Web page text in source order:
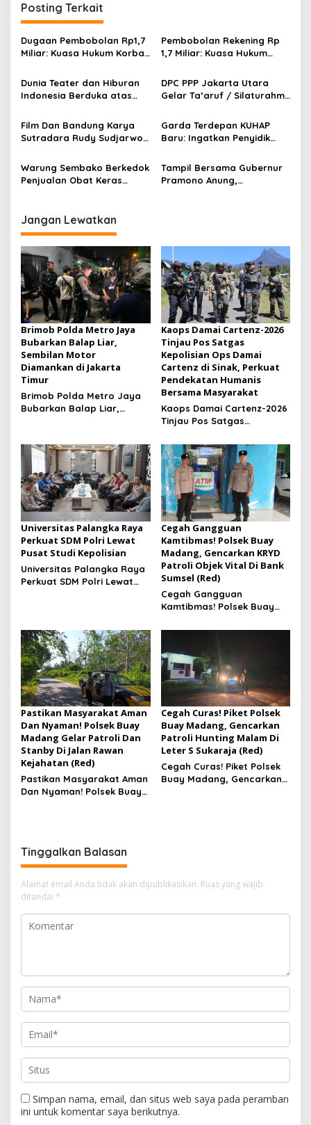
a
s
i
o
Posting Terkait
Dugaan Pembobolan Rp1,7
Miliar: Kuasa Hukum Korban
Keterlibatan Internal Bank
Aladin Syariah
Pembobolan Rekening Rp
1,7 Miliar: Kuasa Hukum
Pihak Internal Bank Aladin
Syariah
Dunia Teater dan Hiburan
Indonesia Berduka atas
Diding Boneng
DPC PPP Jakarta Utara
Gelar Ta’aruf / Silaturahmi
Pengurus Baru, Fokus
Konsolidasi Jelang
Musancab 13 September
Film Dan Bandung Karya
Sutradara Rudy Sudjarwo:
Secara Luas Mulai 20
Agustus 2026
Garda Terdepan KUHAP
Baru: Ingatkan Penyidik
Bersalah
Warung Sembako Berkedok
Penjualan Obat Keras
Tampil Bersama Gubernur
Pramono Anung,
Jangan Lewatkan
Brimob Polda Metro Jaya
Bubarkan Balap Liar,
Sembilan Motor
Diamankan di Jakarta
Timur
Brimob Polda Metro Jaya
Bubarkan Balap Liar,
Kaops Damai Cartenz-2026
Tinjau Pos Satgas
Kepolisian Ops Damai
Cartenz di Sinak, Perkuat
Pendekatan Humanis
Bersama Masyarakat
Kaops Damai Cartenz-2026
Tinjau Pos Satgas
Cartenz di Sinak, Perkuat
Pendekatan Humanis
Bersama Masyarakat
Universitas Palangka Raya
Perkuat SDM Polri Lewat
Pusat Studi Kepolisian
Universitas Palangka Raya
Perkuat SDM Polri Lewat
Cegah Gangguan
Kamtibmas! Polsek Buay
Madang, Gencarkan KRYD
Patroli Objek Vital Di Bank
Sumsel (Red)
Cegah Gangguan
Kamtibmas! Polsek Buay
Patroli Objek Vital Di Bank
Pastikan Masyarakat Aman
Dan Nyaman! Polsek Buay
Madang Gelar Patroli Dan
Stanby Di Jalan Rawan
Kejahatan (Red)
Pastikan Masyarakat Aman
Dan Nyaman! Polsek Buay
Cegah Curas! Piket Polsek
Buay Madang, Gencarkan
Patroli Hunting Malam Di
Leter S Sukaraja (Red)
Cegah Curas! Piket Polsek
Buay Madang, Gencarkan
Tinggalkan Balasan
Alamat email Anda tidak akan dipublikasikan. Ruas yang wajib
ditandai *
Simpan nama, email, dan situs web saya pada peramban
ini untuk komentar saya berikutnya.